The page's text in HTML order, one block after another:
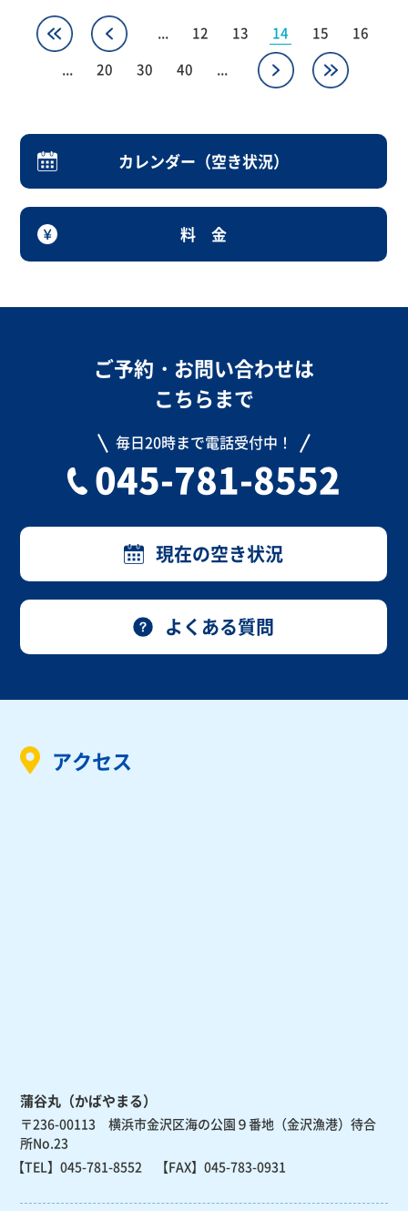
« « ... 12 13 14 15
16
...
20 30 40 ... » »
カレンダー（空き状況）
料 金
ご予約・お問い合わせは
こちらまで
毎日20時まで電話受付中！
045-781-8552
現在の空き状況
よくある質問
アクセス
蒲谷丸（かばやまる）
〒236-00113 横浜市金沢区海の公園９番地（金沢漁港）待合
所No.23
【TEL】045-781-8552 【FAX】045-783-0931